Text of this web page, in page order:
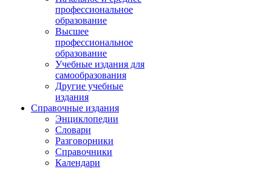
профессиональное
образование
Высшее
профессиональное
образование
Учебные издания для
самообразования
Другие учебные
издания
Справочные издания
Энциклопедии
Словари
Разговорники
Справочники
Календари